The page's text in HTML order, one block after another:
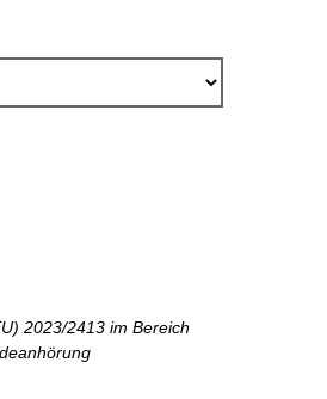
2023/2413 im Bereich